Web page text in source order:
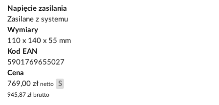
Napięcie zasilania
Zasilane z systemu
Wymiary
110 x 140 x 55 mm
Kod EAN
5901769655027
Cena
769,00 zł netto S
945,87 zł brutto